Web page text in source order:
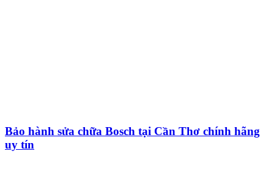
Bảo hành sửa chữa Bosch tại Cần Thơ chính hãng
uy tín